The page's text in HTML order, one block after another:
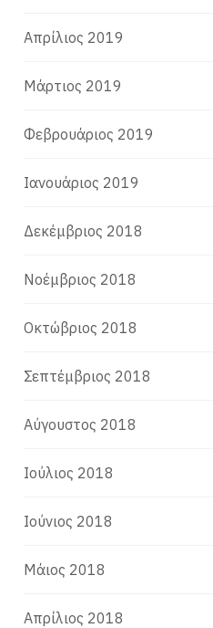
Απρίλιος 2019
Μάρτιος 2019
Φεβρουάριος 2019
Ιανουάριος 2019
Δεκέμβριος 2018
Νοέμβριος 2018
Οκτώβριος 2018
Σεπτέμβριος 2018
Αύγουστος 2018
Ιούλιος 2018
Ιούνιος 2018
Μάιος 2018
Απρίλιος 2018